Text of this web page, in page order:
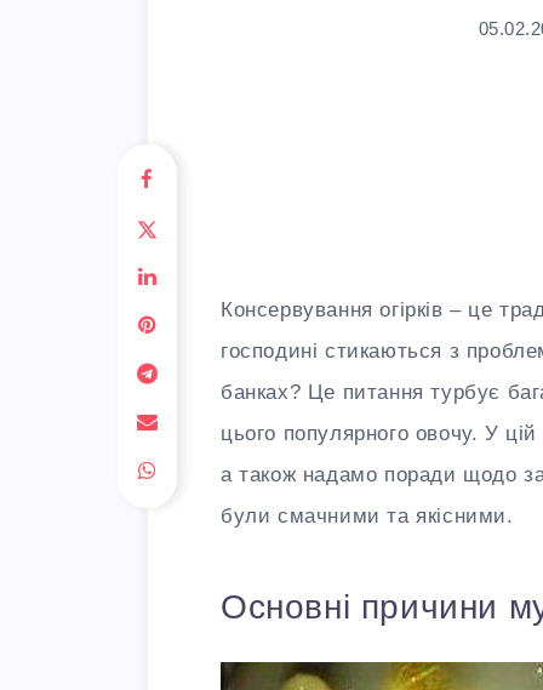
Консервування огірків – це
господині стикаються з
банках? Це питання турбує
цього популярного овочу. У
а також надамо поради щодо
були смачними та якісними.
Основні причини